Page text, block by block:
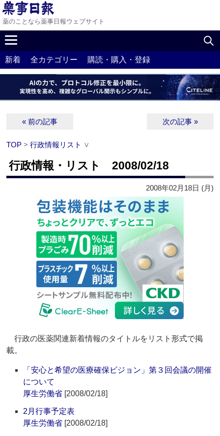
薬のことなら薬事日報ウェブサイト
新着 全カテゴリー 購読・購入・登録
« 前の記事 次の記事 »
TOP >行政情報リスト ∨
行政情報・リスト 2008/02/18
2008年02月18日 (月)
行政の医薬関連新着情報のタイトルをリスト形式で掲
載。
「安心と希望の医療確保ビジョン」第３回会議の開催
について
厚生労働省 [2008/02/18]
2月行事予定表
厚生労働省 [2008/02/18]